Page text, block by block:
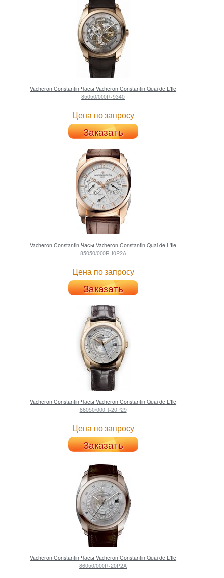
Vacheron Constantin Часы Vacheron Constantin Quai de L'Ile
85050/000R-9340
Цена по запросу
Заказать
Vacheron Constantin Часы Vacheron Constantin Quai de L'Ile
85050/000R-I0P2A
Цена по запросу
Заказать
Vacheron Constantin Часы Vacheron Constantin Quai de L'Ile
86050/000R-20P29
Цена по запросу
Заказать
Vacheron Constantin Часы Vacheron Constantin Quai de L'Ile
86050/000R-20P2A